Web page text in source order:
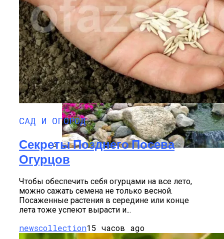
Удобрения Для Перца: Средства,
Нормы И Особенности Внесения
Альпийская Горка – Как Сделать
САД И ОГОРОД
Секреты Позднего Посева
Огурцов
Чтобы обеспечить себя огурцами на все лето,
можно сажать семена не только весной.
Посаженные растения в середине или конце
лета тоже успеют вырасти и...
newscollection15 часов ago